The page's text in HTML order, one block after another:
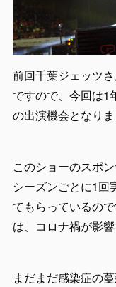
前回千葉ジェッツ
ですので、今回は1
の出演機会となりま
このショーのスポ
シーズンごとに1回
てもらっているの
は、コロナ禍が影響
まだまだ感染症の